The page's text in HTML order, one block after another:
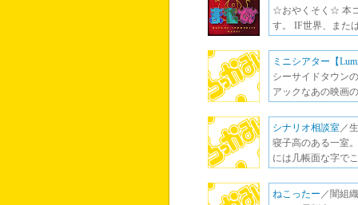
☆おやくそく☆ 本コ
す。 IF世界、また
ミニシアター【
シーサイドタウン
アックなあの映画
シナリオ相談室／
寝子高のある一室
には几帳面な字で
ねこったー ／闇組